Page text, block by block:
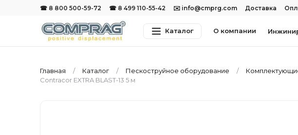
☎ 8 800 500-59-72 ☎ 8 499 110-55-42 ✉️ info@cmprg.com Доставка
Каталог О компании
Главная Каталог Пескоструйное оборудование
Contracor EXTRA BLAST-13 5 м